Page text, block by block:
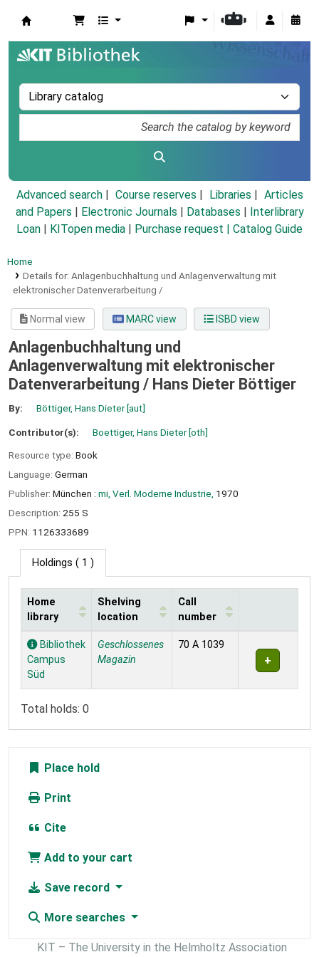
Advanced search Course reserves Libraries
Articles
and Papers
Electronic Journals Databases
Interlibrary
Loan
KITopen media Purchase request | Catalog Guide
Home
Details for: Anlagenbuchhaltung und Anlagenverwaltung mit
elektronischer Datenverarbeitung /
Normal view MARC view ISBD view
Anlagenbuchhaltung und
Anlagenverwaltung mit elektronischer
Datenverarbeitung / Hans Dieter Böttiger
By: Böttiger, Hans Dieter[aut]
Contributor(s): Boettiger, Hans Dieter[oth]
Resource type: Book
Language: German
Publisher: München : mi, Verl. Moderne Industrie, 1970
Description: 255 S
PPN: 1126333689
Holdings ( 1 )
Holdings
Home
library
Shelving
location
Call
number
Bibliothek
Campus
Süd
Geschlossenes
Magazin
70 A 1039
Total holds: 0
Place hold
Print
Cite
Add to your cart
Save record
More searches
KIT – The University in the Helmholtz Association